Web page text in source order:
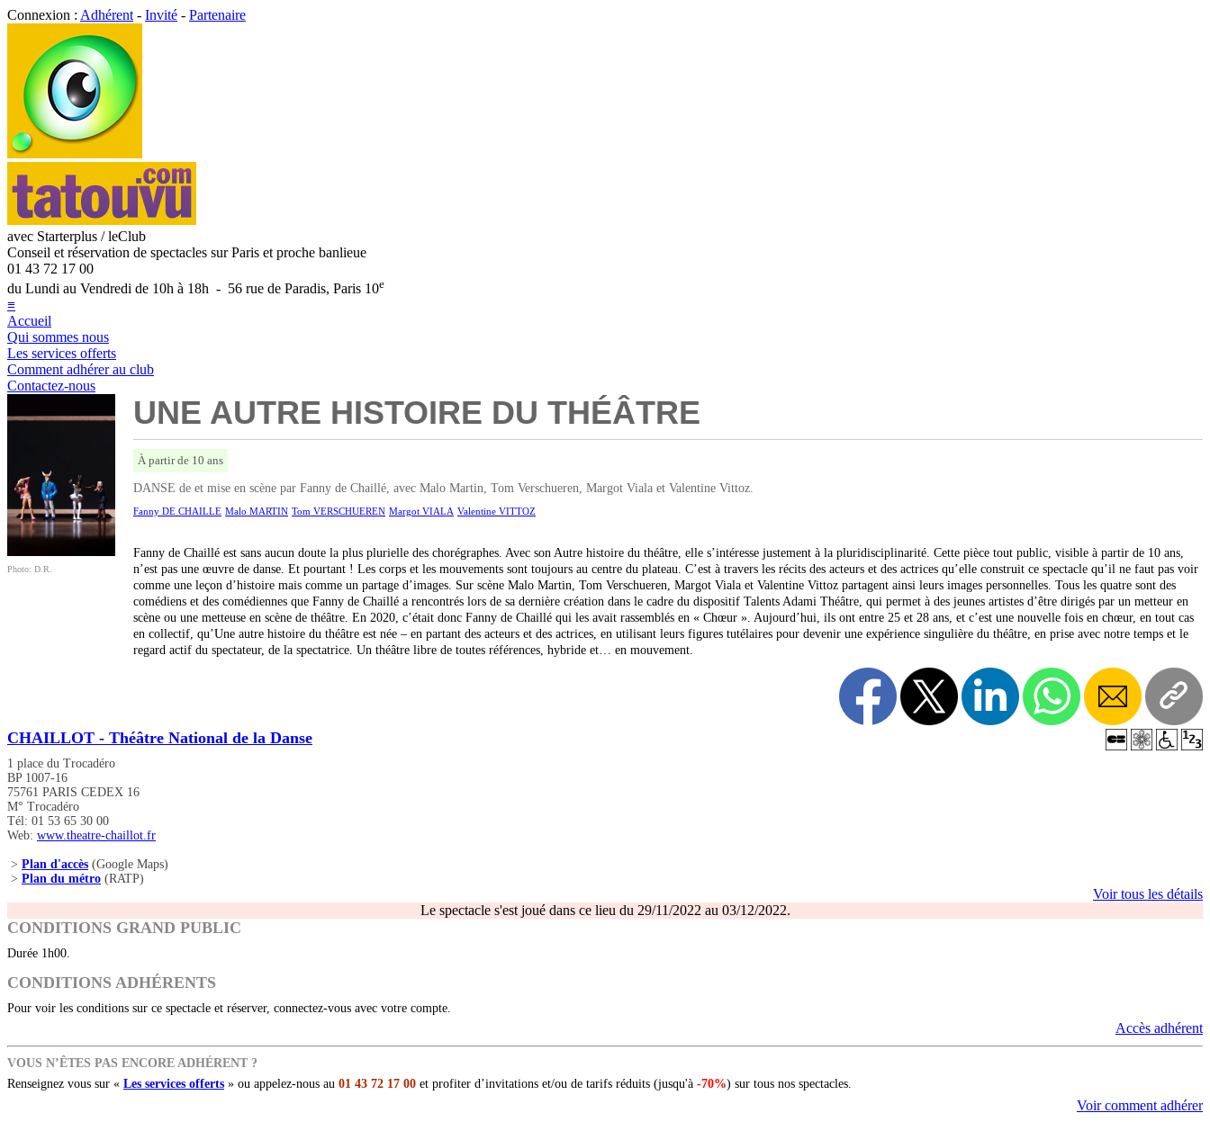
Connexion : Adhérent - Invité - Partenaire
avec Starterplus / leClub
Conseil et réservation de spectacles sur Paris et proche banlieue
01 43 72 17 00
du Lundi au Vendredi de 10h à 18h - 56 rue de Paradis, Paris 10e
≡
Accueil
Qui sommes nous
Les services offerts
Comment adhérer au club
Contactez-nous
Photo: D.R.
UNE AUTRE HISTOIRE DU THÉÂTRE
À partir de 10 ans
DANSE de et mise en scène par Fanny de Chaillé, avec Malo Martin, Tom Verschueren, Margot Viala et Valentine Vittoz.
Fanny DE CHAILLE Malo MARTIN Tom VERSCHUEREN Margot VIALA Valentine VITTOZ
Fanny de Chaillé est sans aucun doute la plus plurielle des chorégraphes. Avec son Autre histoire du théâtre, elle s’intéresse justement à la pluridisciplinarité. Cette pièce tout public, visible à partir de 10 ans,
n’est pas une œuvre de danse. Et pourtant ! Les corps et les mouvements sont toujours au centre du plateau. C’est à travers les récits des acteurs et des actrices qu’elle construit ce spectacle qu’il ne faut pas voir
comme une leçon d’histoire mais comme un partage d’images. Sur scène Malo Martin, Tom Verschueren, Margot Viala et Valentine Vittoz partagent ainsi leurs images personnelles. Tous les quatre sont des
comédiens et des comédiennes que Fanny de Chaillé a rencontrés lors de sa dernière création dans le cadre du dispositif Talents Adami Théâtre, qui permet à des jeunes artistes d’être dirigés par un metteur en
scène ou une metteuse en scène de théâtre. En 2020, c’était donc Fanny de Chaillé qui les avait rassemblés en « Chœur ». Aujourd’hui, ils ont entre 25 et 28 ans, et c’est une nouvelle fois en chœur, en tout cas
en collectif, qu’Une autre histoire du théâtre est née – en partant des acteurs et des actrices, en utilisant leurs figures tutélaires pour devenir une expérience singulière du théâtre, en prise avec notre temps et le
regard actif du spectateur, de la spectatrice. Un théâtre libre de toutes références, hybride et… en mouvement.
CHAILLOT - Théâtre National de la Danse
1 place du Trocadéro
BP 1007-16
75761 PARIS CEDEX 16
M° Trocadéro
Tél: 01 53 65 30 00
Web: www.theatre-chaillot.fr
> Plan d'accès (Google Maps)
> Plan du métro (RATP)
Voir tous les détails
Le spectacle s'est joué dans ce lieu du 29/11/2022 au 03/12/2022.
CONDITIONS GRAND PUBLIC
Durée 1h00.
CONDITIONS ADHÉRENTS
Pour voir les conditions sur ce spectacle et réserver, connectez-vous avec votre compte.
Accès adhérent
VOUS N’ÊTES PAS ENCORE ADHÉRENT ?
Renseignez vous sur « Les services offerts » ou appelez-nous au 01 43 72 17 00 et profiter d’invitations et/ou de tarifs réduits (jusqu'à -70%) sur tous nos spectacles.
Voir comment adhérer